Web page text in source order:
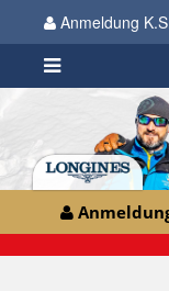
Anmeldung